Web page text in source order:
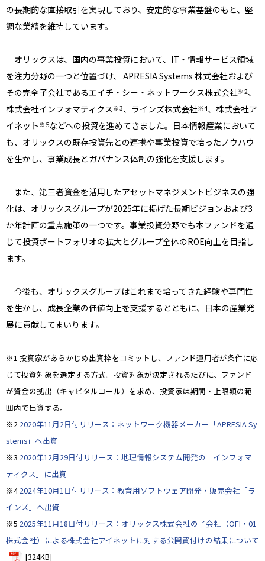
の長期的な直接取引を実現しており、安定的な事業基盤のもと、堅
調な業績を維持しています。
オリックスは、国内の事業投資において、IT・情報サービス領域
を注力分野の一つと位置づけ、 APRESIA Systems 株式会社および
その完全子会社であるエイチ・シー・ネットワークス株式会社※2、
株式会社インフォマティクス ※3、ラインズ株式会社※4、株式会社ア
イネット ※5などへの投資を進めてきました。日本情報産業において
も、オリックスの既存投資先との連携や事業投資で培ったノウハウ
を生かし、事業成長とガバナンス体制の強化を支援します。
また、第三者資金を活用したアセットマネジメントビジネスの強
化は、オリックスグループが2025年に掲げた長期ビジョンおよび3
か年計画の重点施策の一つです。事業投資分野でも本ファンドを通
じて投資ポートフォリオの拡大とグループ全体のROE向上を目指し
ます。
今後も、オリックスグループはこれまで培ってきた経験や専門性
を生かし、成長企業の価値向上を支援するとともに、日本の産業発
展に貢献してまいります。
※1 投資家があらかじめ出資枠をコミットし、ファンド運用者が条件に応
じて投資対象を選定する方式。投資対象が決定されるたびに、ファンド
が資金の拠出（キャピタルコール）を求め、投資家は期間・上限額の範
囲内で出資する。
※2 2020年11月2日付リリース：ネットワーク機器メーカー「APRESIA Sy
stems」へ出資
※3 2020年12月29日付リリース：地理情報システム開発の「インフォマ
ティクス」に出資
※42024年10月1日付リリース：教育用ソフトウェア開発・販売会社「ラ
インズ」へ出資
※5 2025年11月18日付リリース：オリックス株式会社の子会社（OFI・01
株式会社）による株式会社アイネットに対する公開買付けの結果について
[324KB]